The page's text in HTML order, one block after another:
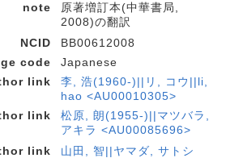
note
原著増訂本(中華書局,
2008)の翻訳
NCID
BB00612008
code
Japanese
link
李, 浩(1960-)||リ, コウ||li,
hao <AU00010305>
link
松原, 朗(1955-)||マツバラ,
アキラ <AU00085696>
link
山田, 智||ヤマダ, サトシ